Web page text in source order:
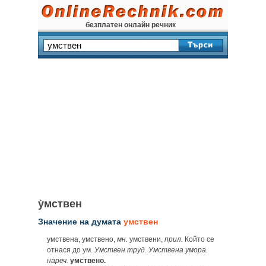
безплатен онлайн речник
у̀мствен
Значение на думата умствен
умствена, умствено, мн. умствени, прил. Който се
отнася до ум. Умствен труд. Умствена умора.
нареч. умствено.